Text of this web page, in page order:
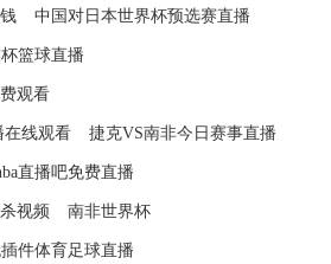
中国对日本世界杯预选赛直播
篮球直播
观看
在线观看 捷克VS南非今日赛事直播
直播吧免费直播
视频 南非世界杯
件体育足球直播